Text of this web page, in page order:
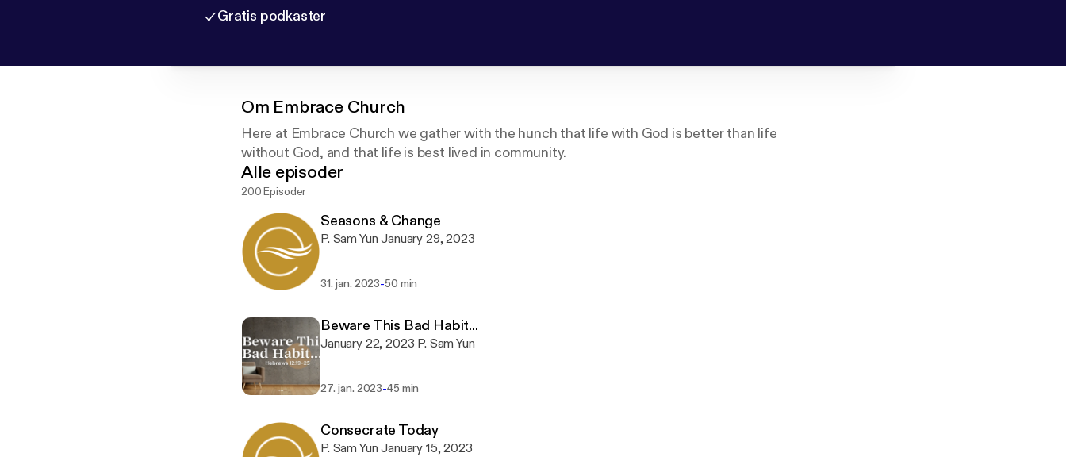
Gratis podkaster
Om Embrace Church
Here at Embrace Church we gather with the hunch that life with God is better than life
without God, and that life is best lived in community.
Alle episoder
200 Episoder
Seasons & Change
P. Sam Yun January 29, 2023
31. jan. 2023-50 min
Beware This Bad Habit...
January 22, 2023 P. Sam Yun
27. jan. 2023-45 min
Consecrate Today
P. Sam Yun January 15, 2023